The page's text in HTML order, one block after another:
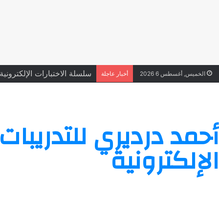
الخميس, أغسطس 6 2026 أخبار عاجلة سلسلة الاختبارات الإلكترونية
أحمد درديري للتدريبات
الإلكترونية